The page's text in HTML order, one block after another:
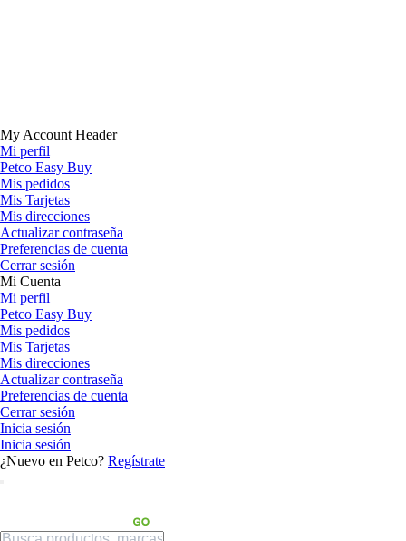
My Account Header
Mi perfil
Petco Easy Buy
Mis pedidos
Mis Tarjetas
Mis direcciones
Actualizar contraseña
Preferencias de cuenta
Cerrar sesión
Mi Cuenta
Mi perfil
Petco Easy Buy
Mis pedidos
Mis Tarjetas
Mis direcciones
Actualizar contraseña
Preferencias de cuenta
Cerrar sesión
Inicia sesión
Inicia sesión
¿Nuevo en Petco? Regístrate